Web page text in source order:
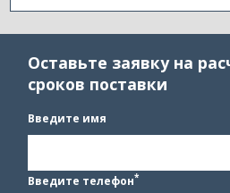
Оставьте заявку на
сроков поставки
Введите имя
Введите телефон*